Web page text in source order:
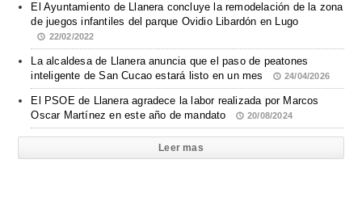
El Ayuntamiento de Llanera concluye la remodelación de la zona
de juegos infantiles del parque Ovidio Libardón en Lugo
22/02/2022
La alcaldesa de Llanera anuncia que el paso de peatones
inteligente de San Cucao estará listo en un mes
24/04/2026
El PSOE de Llanera agradece la labor realizada por Marcos
Oscar Martínez en este año de mandato
20/08/2024
Leer mas